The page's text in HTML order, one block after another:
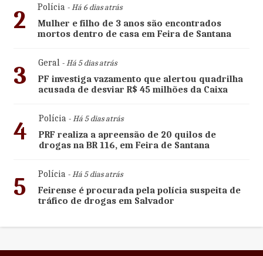
2 Polícia- Há 6 dias atrás
Mulher e filho de 3 anos são encontrados
mortos dentro de casa em Feira de Santana
3 Geral- Há 5 dias atrás
PF investiga vazamento que alertou quadrilha
acusada de desviar R$ 45 milhões da Caixa
4 Polícia- Há 5 dias atrás
PRF realiza a apreensão de 20 quilos de
drogas na BR 116, em Feira de Santana
5 Polícia- Há 5 dias atrás
Feirense é procurada pela polícia suspeita de
tráfico de drogas em Salvador